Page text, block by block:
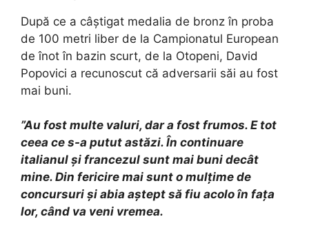
După ce a câștigat medalia de bronz în proba
de 100 metri liber de la Campionatul European
de înot în bazin scurt, de la Otopeni, David
Popovici a recunoscut că adversarii săi au fost
mai buni.
”Au fost multe valuri, dar a fost frumos. E tot
ceea ce s-a putut astăzi. În continuare
italianul şi francezul sunt mai buni decât
mine. Din fericire mai sunt o mulțime de
concursuri și abia aștept să fiu acolo în fața
lor, când va veni vremea.